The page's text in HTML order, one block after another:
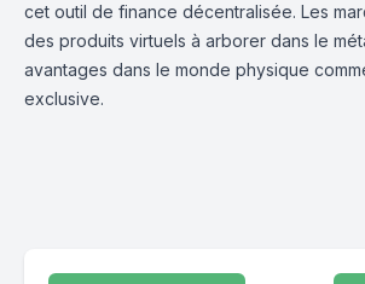
cet outil de finance décentralisée. Les
des produits virtuels à arborer dans le
avantages dans le monde physique
exclusive.